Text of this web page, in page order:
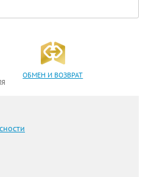
ОБМЕН И ВОЗВРАТ